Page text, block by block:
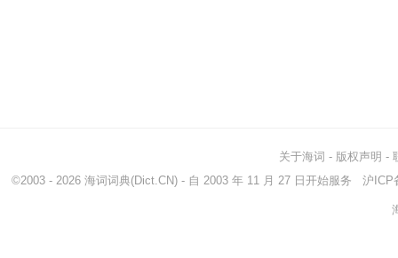
关于海词 - 版权声明 -
©2003 - 2026 海词词典(Dict.CN) - 自 2003 年 11 月 27 日开始服务 沪ICP